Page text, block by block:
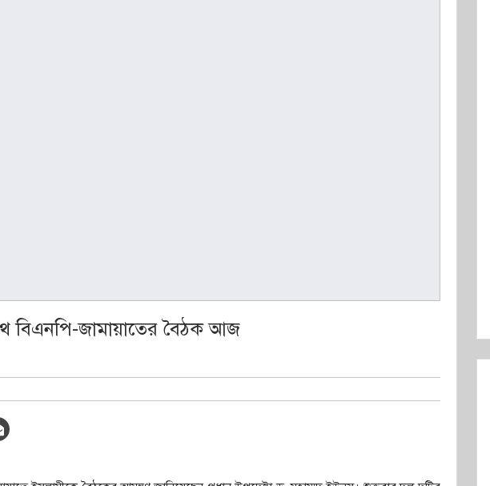
বিএনপি-জামায়াতের বৈঠক আজ